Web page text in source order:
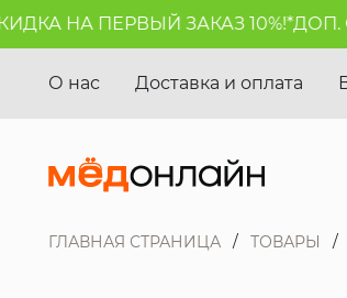
НА ПЕРВЫЙ ЗАКАЗ 10%!*ДОП.
О нас Доставка и оплата
ГЛАВНАЯ СТРАНИЦА ТОВАРЫ